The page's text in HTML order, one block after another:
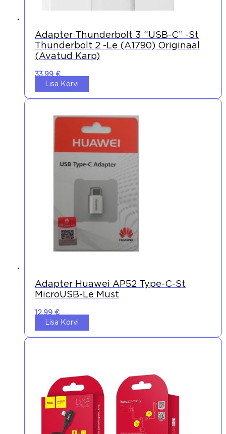
Adapter Thunderbolt 3 “USB-C” -st
Thunderbolt 2 -le (A1790) Originaal
(avatud Karp)
33,99 €
Lisa Korvi
Adapter Huawei AP52 Type-C-St
MicroUSB-Le Must
12,99 €
Lisa Korvi